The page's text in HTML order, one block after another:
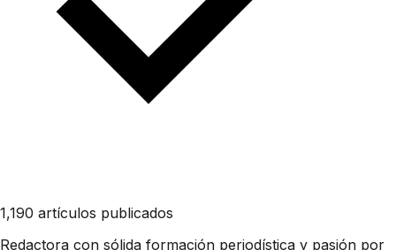
1,190 artículos publicados
Redactora con sólida formación periodística y pasión por